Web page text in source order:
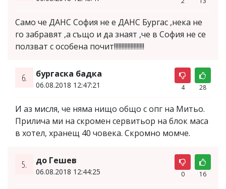
Само че ДАНС София не е ДАНС Бургас ,нека не
го забравят ,а също и да знаят ,че в София не се
ползват с особена почит!!!!!!!!!!!!!!!!!!!!
6. бургаска бадка
06.08.2018 12:47:21 4 28
И аз мисля, че няма нищо общо с опг на Митьо.
Прилича ми на скромен сервитьор на блок маса
в хотел, хранещ 40 човека. Скромно момче.
5. до Гешев
06.08.2018 12:44:25 0 16